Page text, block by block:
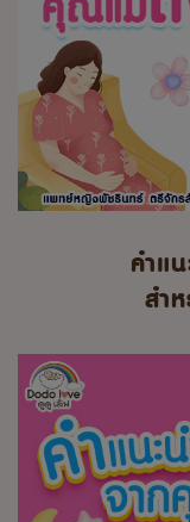
คำแ
สำ